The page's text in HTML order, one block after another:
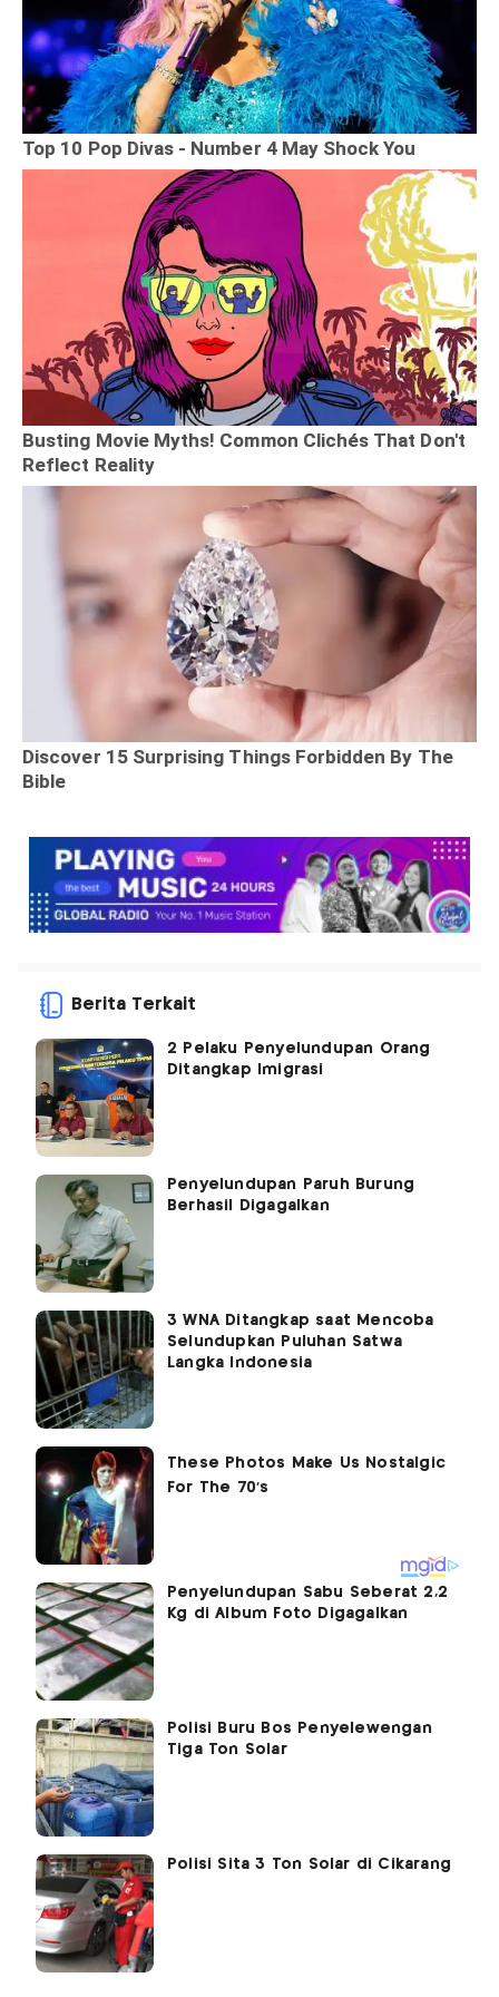
Berita Terkait
2 Pelaku Penyelundupan Orang
Ditangkap Imigrasi
Penyelundupan Paruh Burung
Berhasil Digagalkan
3 WNA Ditangkap saat Mencoba
Selundupkan Puluhan Satwa
Langka Indonesia
Penyelundupan Sabu Seberat 2,2
Kg di Album Foto Digagalkan
Polisi Buru Bos Penyelewengan
Tiga Ton Solar
Polisi Sita 3 Ton Solar di Cikarang